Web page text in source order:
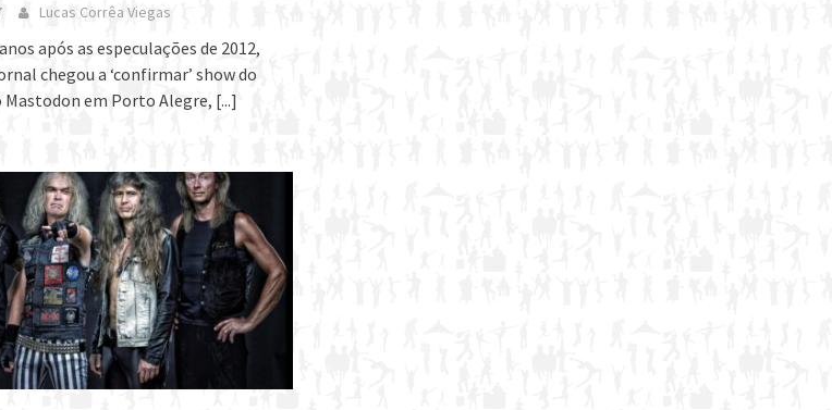
Lucas Corrêa Viegas
após as especulações de 2012,
chegou a ‘confirmar’ show do
Mastodon em Porto Alegre, [...]